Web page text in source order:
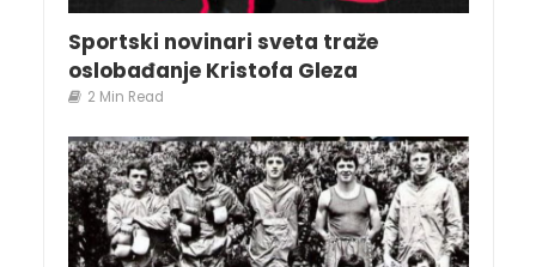
Sportski novinari sveta traže
oslobađanje Kristofa Gleza
2 Min Read